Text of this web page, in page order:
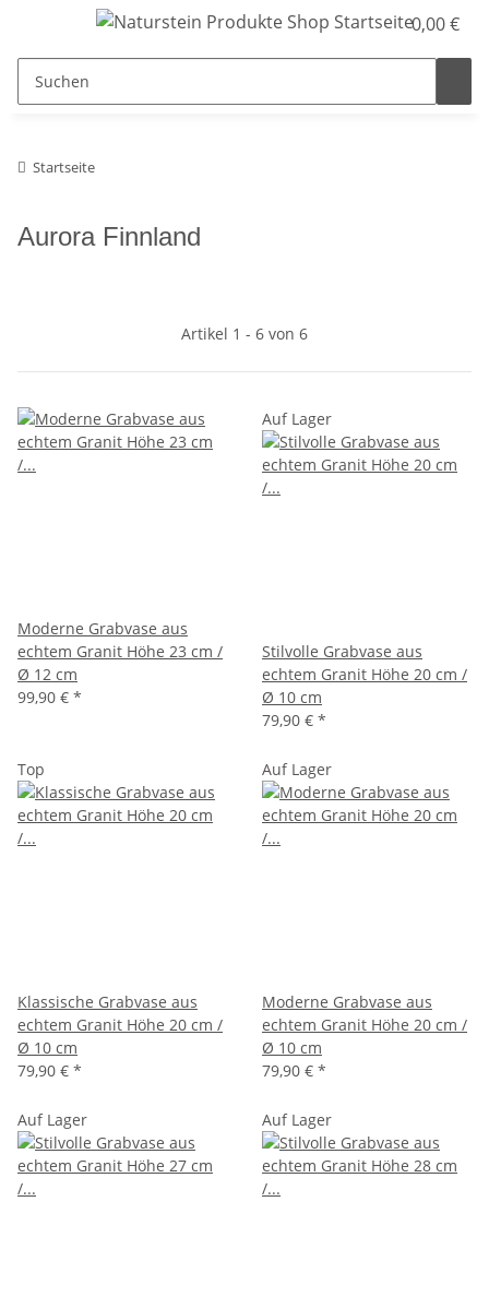
0,00 €
Startseite
Aurora Finnland
Artikel 1 - 6 von 6
Moderne Grabvase aus
echtem Granit Höhe 23 cm /
Ø 12 cm
99,90 € *
Auf Lager
Stilvolle Grabvase aus
echtem Granit Höhe 20 cm /
Ø 10 cm
79,90 € *
Top
Klassische Grabvase aus
echtem Granit Höhe 20 cm /
Ø 10 cm
79,90 € *
Auf Lager
Moderne Grabvase aus
echtem Granit Höhe 20 cm /
Ø 10 cm
79,90 € *
Auf Lager Auf Lager